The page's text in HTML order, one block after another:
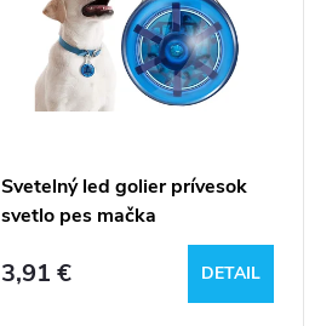
Svetelný led golier prívesok
svetlo pes mačka
3,91 € DETAIL